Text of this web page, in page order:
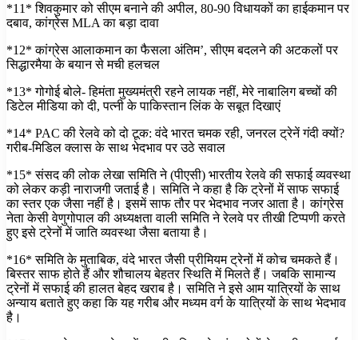
*11* शिवकुमार को सीएम बनाने की अपील, 80-90 विधायकों का हाईकमान पर
दबाव, कांग्रेस MLA का बड़ा दावा
*12* कांग्रेस आलाकमान का फैसला अंतिम’, सीएम बदलने की अटकलों पर
सिद्धारमैया के बयान से मची हलचल
*13* गोगोई बोले- हिमंता मुख्यमंत्री रहने लायक नहीं, मेरे नाबालिग बच्चों की
डिटेल मीडिया को दी, पत्नी के पाकिस्तान लिंक के सबूत दिखाएं
*14* PAC की रेलवे को दो टूक: वंदे भारत चमक रही, जनरल ट्रेनें गंदी क्यों?
गरीब-मिडिल क्लास के साथ भेदभाव पर उठे सवाल
*15* संसद की लोक लेखा समिति ने (पीएसी) भारतीय रेलवे की सफाई व्यवस्था
को लेकर कड़ी नाराजगी जताई है। समिति ने कहा है कि ट्रेनों में साफ सफाई
का स्तर एक जैसा नहीं है। इसमें साफ तौर पर भेदभाव नजर आता है। कांग्रेस
नेता केसी वेणुगोपाल की अध्यक्षता वाली समिति ने रेलवे पर तीखी टिप्पणी करते
हुए इसे ट्रेनों में जाति व्यवस्था जैसा बताया है।
*16* समिति के मुताबिक, वंदे भारत जैसी प्रीमियम ट्रेनों में कोच चमकते हैं।
बिस्तर साफ होते हैं और शौचालय बेहतर स्थिति में मिलते हैं। जबकि सामान्य
ट्रेनों में सफाई की हालत बेहद खराब है। समिति ने इसे आम यात्रियों के साथ
अन्याय बताते हुए कहा कि यह गरीब और मध्यम वर्ग के यात्रियों के साथ भेदभाव
है।